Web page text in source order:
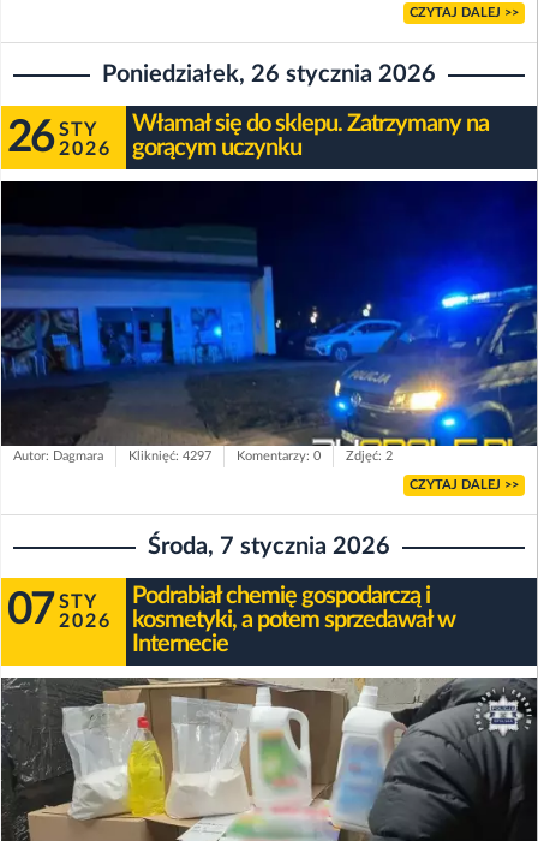
CZYTAJ DALEJ >>
Poniedziałek, 26 stycznia 2026
26 STY
2026
Włamał się do sklepu. Zatrzymany na
gorącym uczynku
Autor: Dagmara Kliknięć: 4297 Komentarzy: 0 Zdjęć: 2
CZYTAJ DALEJ >>
Środa, 7 stycznia 2026
07 STY
2026
Podrabiał chemię gospodarczą i
kosmetyki, a potem sprzedawał w
Internecie